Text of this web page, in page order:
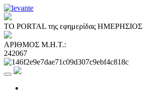
ΤΟ PORTAL της εφημερίδας ΗΜΕΡΗΣΙΟΣ
ΑΡΙΘΜΟΣ Μ.Η.Τ.:
242067